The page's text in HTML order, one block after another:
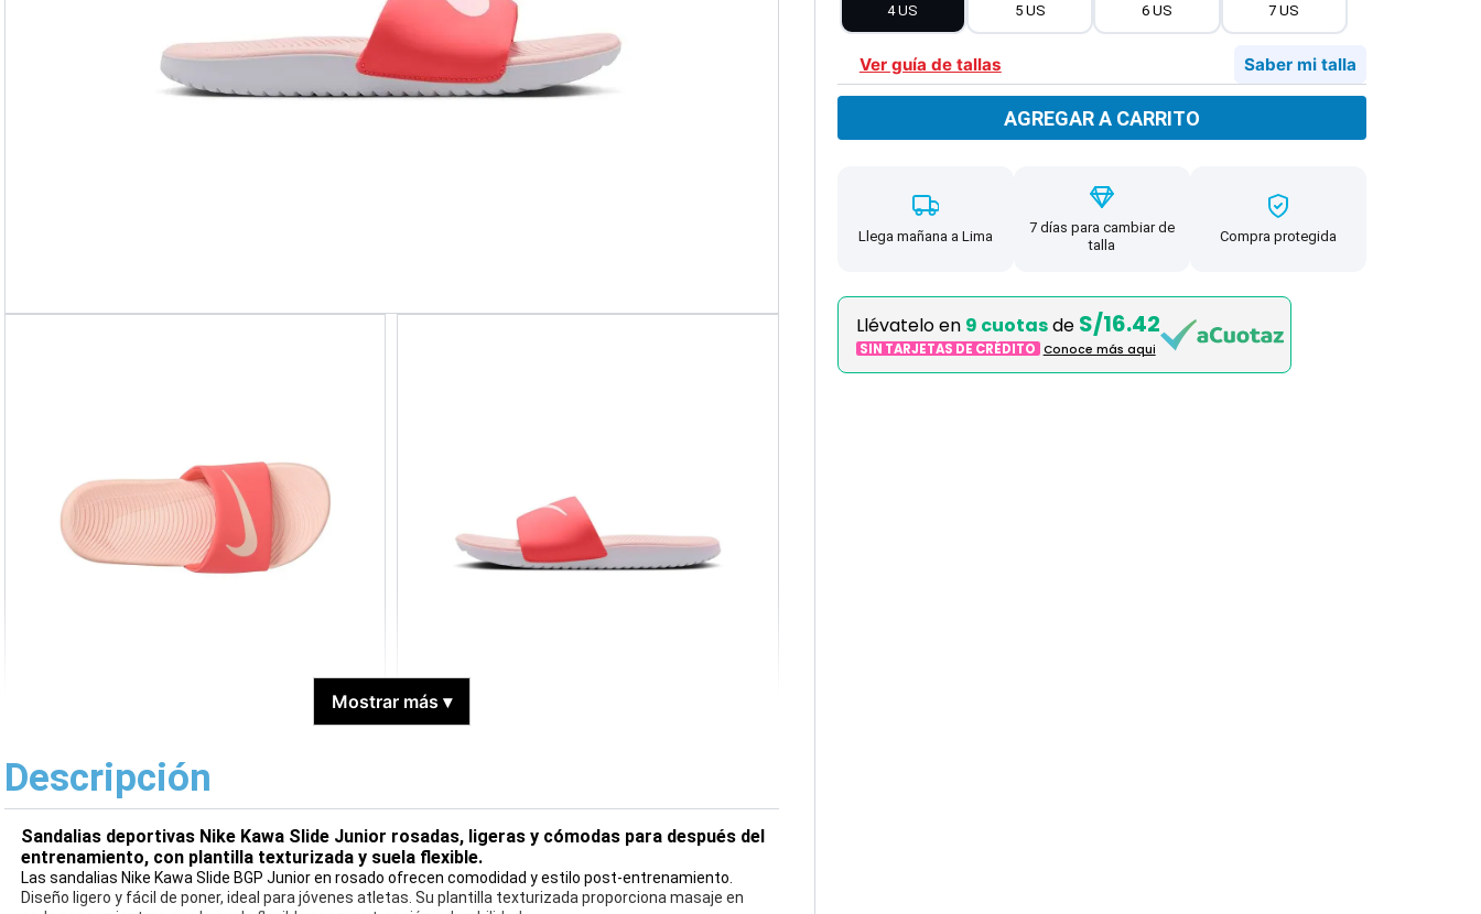
Mostrar más ▾
Descripción
Sandalias deportivas Nike Kawa Slide Junior rosadas, ligeras y cómodas para después del
entrenamiento, con plantilla texturizada y suela flexible.
Las sandalias Nike Kawa Slide BGP Junior en rosado ofrecen comodidad y estilo post-entrenamiento.
Diseño ligero y fácil de poner, ideal para jóvenes atletas. Su plantilla texturizada proporciona masaje en
4 US 5 US 6 US 7 US
Ver guía de tallas Saber mi talla
AGREGAR A CARRITO
Llega mañana a Lima
7 días para cambiar de
talla
Compra protegida
Llévatelo en 9 cuotasde S/16.42
SIN TARJETAS DE CRÉDITO Conoce más aqui